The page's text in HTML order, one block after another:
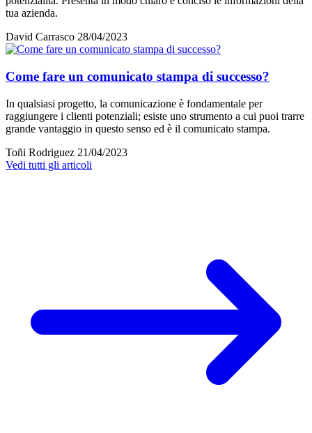
tua azienda.
David Carrasco 28/04/2023
Come fare un comunicato stampa di successo?
In qualsiasi progetto, la comunicazione è fondamentale per
raggiungere i clienti potenziali; esiste uno strumento a cui puoi trarre
grande vantaggio in questo senso ed è il comunicato stampa.
Toñi Rodriguez 21/04/2023
Vedi tutti gli articoli